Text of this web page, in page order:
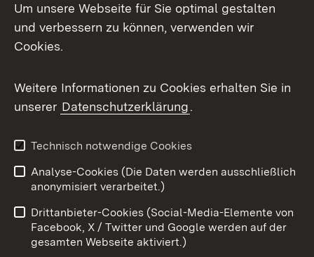
Mastodon
Messenger
Social Wall
X / Twitter
Youtube
Benutzungshinweise
Barrierefreiheit
Datenschutz
Cookies
Um unsere Webseite für Sie optimal gestalten
und verbessern zu können, verwenden wir
Cookies.
Weitere Informationen zu Cookies erhalten Sie in
unserer Datenschutzerklärung.
Technisch notwendige Cookies
Analyse-Cookies (Die Daten werden ausschließlich
anonymisiert verarbeitet.)
Drittanbieter-Cookies (Social-Media-Elemente von
Facebook, X / Twitter und Google werden auf der
gesamten Webseite aktiviert.)